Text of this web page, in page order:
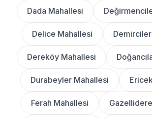
Dada Mahallesi
Delice Mahallesi
Dereköy Mahallesi
Durabeyler Mahallesi
Ferah Mahallesi